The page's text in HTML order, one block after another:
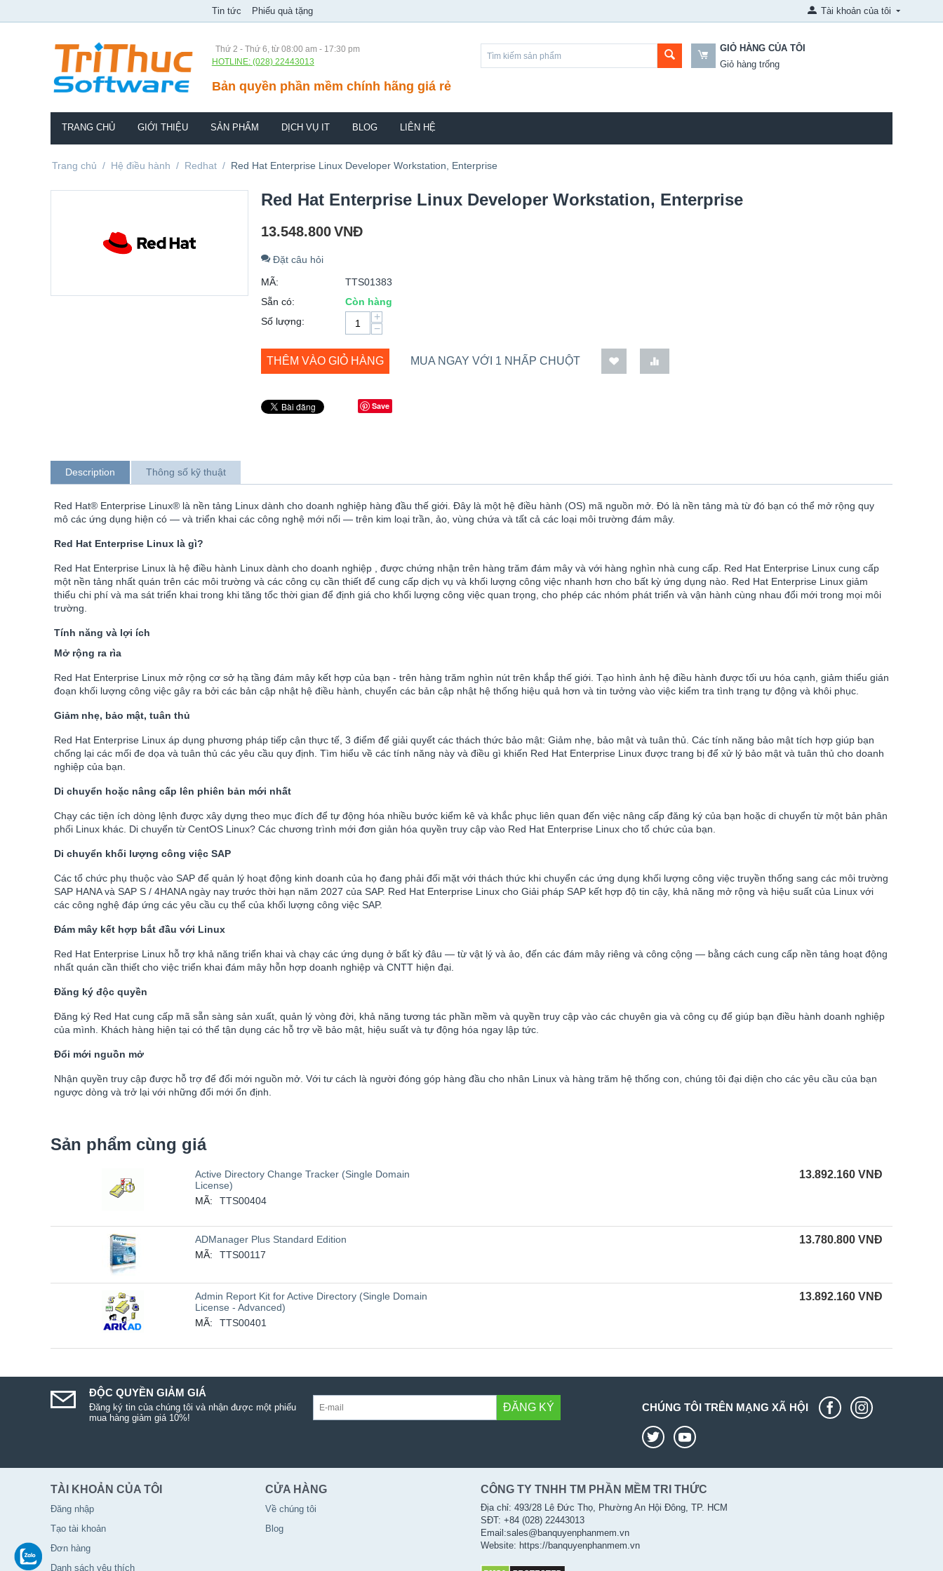
Tin tức Phiếu quà tặng Tài khoản của tôi
Thứ 2 - Thứ 6, từ 08:00 am - 17:30 pm
HOTLINE: (028) 22443013
Bản quyền phần mềm chính hãng giá rẻ
GIỎ HÀNG CỦA TÔI
Giỏ hàng trống
TRANG CHỦ GIỚI THIỆU SẢN PHẨM DỊCH VỤ IT BLOG LIÊN HỆ
Trang chủ / Hệ điều hành / Redhat / Red Hat Enterprise Linux Developer Workstation, Enterprise
Red Hat Enterprise Linux Developer Workstation, Enterprise
13.548.800VNĐ
Đặt câu hỏi
MÃ:
TTS01383
Sẵn có:
Còn hàng
Số lượng:
+
−
THÊM VÀO GIỎ HÀNG MUA NGAY VỚI 1 NHẤP CHUỘT
Save
Description Thông số kỹ thuật
Red Hat® Enterprise Linux® là nền tảng Linux dành cho doanh nghiệp hàng đầu thế giới. Đây là một hệ điều hành (OS) mã nguồn mở. Đó là nền tảng mà từ đó bạn có thể mở rộng quy
mô các ứng dụng hiện có — và triển khai các công nghệ mới nổi — trên kim loại trần, ảo, vùng chứa và tất cả các loại môi trường đám mây.
Red Hat Enterprise Linux là gì?
Red Hat Enterprise Linux là hệ điều hành Linux dành cho doanh nghiệp , được chứng nhận trên hàng trăm đám mây và với hàng nghìn nhà cung cấp. Red Hat Enterprise Linux cung cấp
một nền tảng nhất quán trên các môi trường và các công cụ cần thiết để cung cấp dịch vụ và khối lượng công việc nhanh hơn cho bất kỳ ứng dụng nào. Red Hat Enterprise Linux giảm
thiểu chi phí và ma sát triển khai trong khi tăng tốc thời gian để định giá cho khối lượng công việc quan trọng, cho phép các nhóm phát triển và vận hành cùng nhau đổi mới trong mọi môi
trường.
Tính năng và lợi ích
Mở rộng ra rìa
Red Hat Enterprise Linux mở rộng cơ sở hạ tầng đám mây kết hợp của bạn - trên hàng trăm nghìn nút trên khắp thế giới. Tạo hình ảnh hệ điều hành được tối ưu hóa cạnh, giảm thiểu gián
đoạn khối lượng công việc gây ra bởi các bản cập nhật hệ điều hành, chuyển các bản cập nhật hệ thống hiệu quả hơn và tin tưởng vào việc kiểm tra tình trạng tự động và khôi phục.
Giảm nhẹ, bảo mật, tuân thủ
Red Hat Enterprise Linux áp dụng phương pháp tiếp cận thực tế, 3 điểm để giải quyết các thách thức bảo mật: Giảm nhẹ, bảo mật và tuân thủ. Các tính năng bảo mật tích hợp giúp bạn
chống lại các mối đe dọa và tuân thủ các yêu cầu quy định. Tìm hiểu về các tính năng này và điều gì khiến Red Hat Enterprise Linux được trang bị để xử lý bảo mật và tuân thủ cho doanh
nghiệp của bạn.
Di chuyển hoặc nâng cấp lên phiên bản mới nhất
Chạy các tiện ích dòng lệnh được xây dựng theo mục đích để tự động hóa nhiều bước kiểm kê và khắc phục liên quan đến việc nâng cấp đăng ký của bạn hoặc di chuyển từ một bản phân
phối Linux khác. Di chuyển từ CentOS Linux? Các chương trình mới đơn giản hóa quyền truy cập vào Red Hat Enterprise Linux cho tổ chức của bạn.
Di chuyển khối lượng công việc SAP
Các tổ chức phụ thuộc vào SAP để quản lý hoạt động kinh doanh của họ đang phải đối mặt với thách thức khi chuyển các ứng dụng khối lượng công việc truyền thống sang các môi trường
SAP HANA và SAP S / 4HANA ngày nay trước thời hạn năm 2027 của SAP. Red Hat Enterprise Linux cho Giải pháp SAP kết hợp độ tin cậy, khả năng mở rộng và hiệu suất của Linux với
các công nghệ đáp ứng các yêu cầu cụ thể của khối lượng công việc SAP.
Đám mây kết hợp bắt đầu với Linux
Red Hat Enterprise Linux hỗ trợ khả năng triển khai và chạy các ứng dụng ở bất kỳ đâu — từ vật lý và ảo, đến các đám mây riêng và công cộng — bằng cách cung cấp nền tảng hoạt động
nhất quán cần thiết cho việc triển khai đám mây hỗn hợp doanh nghiệp và CNTT hiện đại.
Đăng ký độc quyền
Đăng ký Red Hat cung cấp mã sẵn sàng sản xuất, quản lý vòng đời, khả năng tương tác phần mềm và quyền truy cập vào các chuyên gia và công cụ để giúp bạn điều hành doanh nghiệp
của mình. Khách hàng hiện tại có thể tận dụng các hỗ trợ về bảo mật, hiệu suất và tự động hóa ngay lập tức.
Đổi mới nguồn mở
Nhận quyền truy cập được hỗ trợ để đổi mới nguồn mở. Với tư cách là người đóng góp hàng đầu cho nhân Linux và hàng trăm hệ thống con, chúng tôi đại diện cho các yêu cầu của bạn
ngược dòng và trở lại với những đổi mới ổn định.
Sản phẩm cùng giá
Active Directory Change Tracker (Single Domain
License)
MÃ:
TTS00404
13.892.160 VNĐ
ADManager Plus Standard Edition
MÃ:
TTS00117
13.780.800 VNĐ
Admin Report Kit for Active Directory (Single Domain
License - Advanced)
MÃ:
TTS00401
13.892.160 VNĐ
ĐỘC QUYỀN GIẢM GIÁ
Đăng ký tin của chúng tôi và nhận được một phiếu
mua hàng giảm giá 10%!
ĐĂNG KÝ CHÚNG TÔI TRÊN MẠNG XÃ HỘI
TÀI KHOẢN CỦA TÔI
Đăng nhập
Tạo tài khoản
Đơn hàng
Danh sách yêu thích
CỬA HÀNG
Về chúng tôi
Blog
CÔNG TY TNHH TM PHẦN MỀM TRI THỨC
Địa chỉ: 493/28 Lê Đức Thọ, Phường An Hội Đông, TP. HCM
SĐT: +84 (028) 22443013
Email:sales@banquyenphanmem.vn
Website: https://banquyenphanmem.vn